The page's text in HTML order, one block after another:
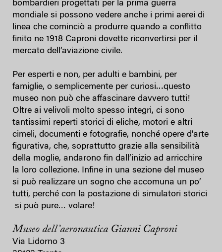
bombardieri progettati per la prima guerra
mondiale si possono vedere anche i primi aerei di
linea che cominciò a produrre quando a conflitto
finito ne 1918 Caproni dovette riconvertirsi per il
mercato dell’aviazione civile.
Per esperti e non, per adulti e bambini, per
famiglie, o semplicemente per curiosi…questo
museo non può che affascinare davvero tutti!
Oltre ai velivoli molto spesso integri, ci sono
tantissimi reperti storici di eliche, motori e altri
cimeli, documenti e fotografie, nonché opere d’arte
figurativa, che, soprattutto grazie alla sensibilità
della moglie, andarono fin dall’inizio ad arricchire
la loro collezione. Infine in una sezione del museo
si può realizzare un sogno che accomuna un po’
tutti, perché con la postazione di simulatori storici
si può pure… volare!
Museo dell’aeronautica Gianni Caproni
Via Lidorno 3